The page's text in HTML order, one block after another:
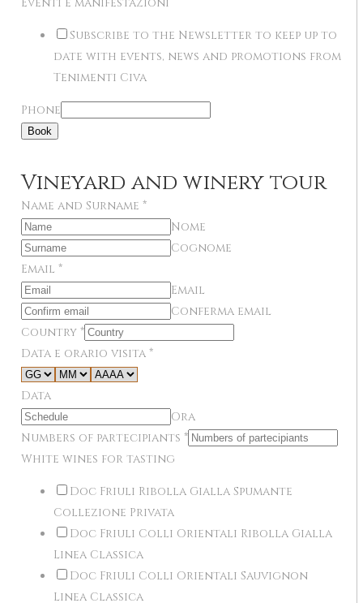
Subscribe to the Newsletter to keep up to
date with events, news and promotions from
Tenimenti Civa
Phone
Book
Vineyard and winery tour
Name and Surname *
Nome
Cognome
Email *
Email
Conferma email
Country *
Data e orario visita *
Data
Ora
Numbers of partecipiants *
White wines for tasting
Doc Friuli Ribolla Gialla Spumante
Collezione Privata
Doc Friuli Colli Orientali Ribolla Gialla
Linea Classica
Doc Friuli Colli Orientali Sauvignon
Linea Classica